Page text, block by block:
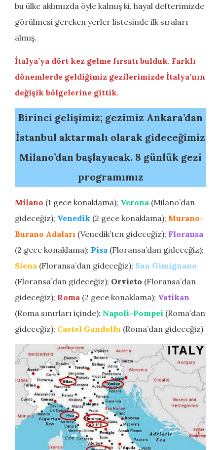
bu ülke aklımızda öyle kalmış ki, hayal defterimizde
görülmesi gereken yerler listesinde ilk sıraları
almış.
İtalya’ya dört kez gelme fırsatı bulduk. Farklı
dönemlerde geldiğimiz gezilerimizde İtalya’nın
değişik bölgelerine gittik.
Birinci gelişimiz; gezimiz Ankara’dan
İstanbul aktarmalı olarak gideceğimiz
Milano’dan başlayacak. 8 günlük gezi
programımız
Milano (1 gece konaklama); Verona (Milano’dan
gideceğiz); Venedik (2 gece konaklama); Murano-
Burano Adaları (Venedik’ten gideceğiz); Floransa
(2 gece konaklama); Pisa (Floransa’dan gideceğiz);
Siena (Floransa’dan gideceğiz); San Gimignano
(Floransa’dan gideceğiz); Orvieto (Floransa’dan
gideceğiz); Roma (2 gece konaklama); Vatikan
(Roma sınırları içinde); Napoli-Pompei (Roma’dan
gideceğiz); Castel Gandolfu (Roma’dan gideceğiz)